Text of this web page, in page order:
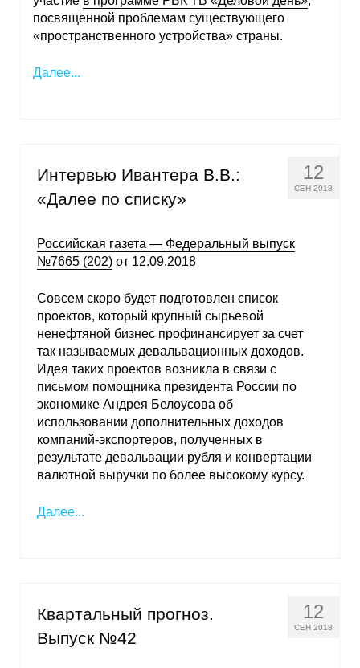
посвященной проблемам существующего
«пространственного устройства» страны.
Далее...
12
СЕН 2018
Интервью Ивантера В.В.:
«Далее по списку»
Российская газета — Федеральный выпуск
№7665 (202) от 12.09.2018
Совсем скоро будет подготовлен список
проектов, который крупный сырьевой
ненефтяной бизнес профинансирует за счет
так называемых девальвационных доходов.
Идея таких проектов возникла в связи с
письмом помощника президента России по
экономике Андрея Белоусова об
использовании дополнительных доходов
компаний-экспортеров, полученных в
результате девальвации рубля и конвертации
валютной выручки по более высокому курсу.
Далее...
12
СЕН 2018
Квартальный прогноз.
Выпуск №42